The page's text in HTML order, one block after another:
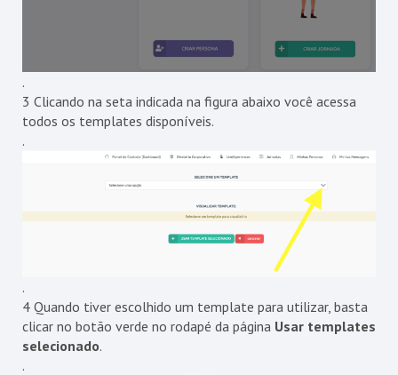
.
3 Clicando na seta indicada na figura abaixo você acessa
todos os templates disponíveis.
.
.
4 Quando tiver escolhido um template para utilizar, basta
clicar no botão verde no rodapé da página Usar templates
selecionado.
.